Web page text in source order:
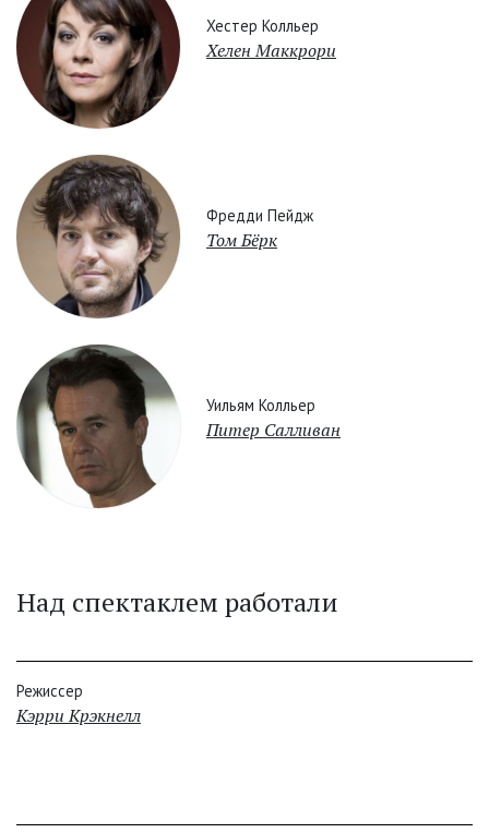
Хестер Колльер
Хелен Маккрори
Фредди Пейдж
Том Бёрк
Уильям Колльер
Питер Салливан
Над спектаклем работали
Режиссер
Кэрри Крэкнелл